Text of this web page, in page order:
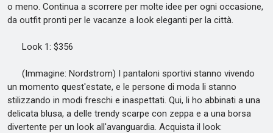
o meno. Continua a scorrere per molte idee per ogni occasione,
da outfit pronti per le vacanze a look eleganti per la città.
Look 1: $356
(Immagine: Nordstrom) I pantaloni sportivi stanno vivendo
un momento quest'estate, e le persone di moda li stanno
stilizzando in modi freschi e inaspettati. Qui, li ho abbinati a una
delicata blusa, a delle trendy scarpe con zeppa e a una borsa
divertente per un look all'avanguardia. Acquista il look: